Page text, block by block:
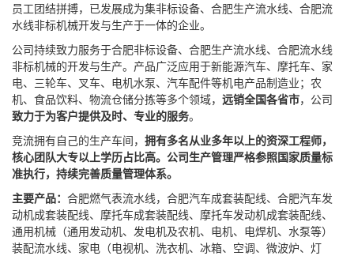
员工团结拼搏，已发展成为集非标设备、合肥生产流水线、合肥流
水线非标机械开发与生产于一体的企业。
公司持续致力服务于合肥非标设备、合肥生产流水线、合肥流水线
非标机械的开发与生产。产品广泛应用于新能源汽车、摩托车、家
电、三轮车、叉车、电机水泵、汽车配件等机电产品制造业；农
机、食品饮料、物流仓储分拣等多个领域， 远销全国各省市，公司
致力于为客户提供及时、专业的服务。
竞流拥有自己的生产车间， 拥有多名从业多年以上的资深工程师，
核心团队大专以上学历占比高。公司生产管理严格参照国家质量标
准执行，持续完善质量管理体系。
主要产品： 合肥燃气表流水线，合肥汽车成套装配线、合肥汽车发
动机成套装配线、摩托车成套装配线、摩托车发动机成套装配线、
通用机械（通用发动机、发电机及农机、电机、电焊机、水泵等）
装配流水线、家电（电视机、洗衣机、冰箱、空调、微波炉、灯